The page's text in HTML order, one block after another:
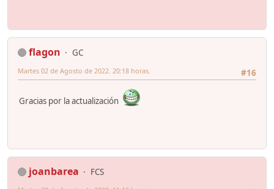
flagon
GC
#16
Martes 02 de Agosto de 2022. 20:18 horas.
Gracias por la actualización
joanbarea
FCS